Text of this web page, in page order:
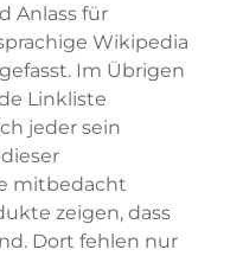
Anlass für
Wikipedia
Im Übrigen
Linkliste
jeder sein
mitbedacht
zeigen, dass
Dort fehlen nur